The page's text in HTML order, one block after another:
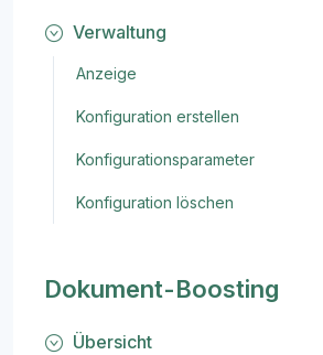
Verwaltung
Anzeige
Konfiguration erstellen
Konfigurationsparameter
Konfiguration löschen
Dokument-Boosting
Übersicht